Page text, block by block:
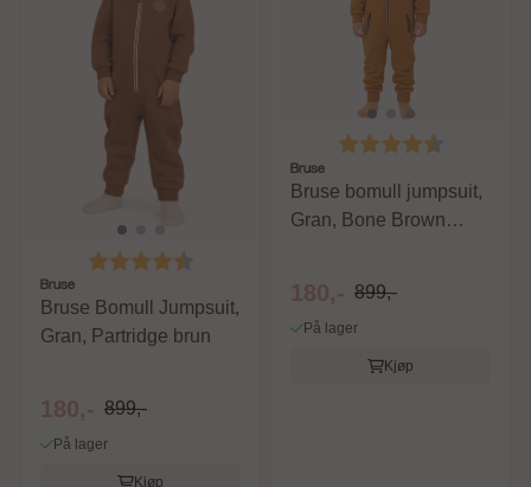
Karakter:
Bruse
Bruse Bomull Jumpsuit,
Gran, Partridge brun
180,- 899,-
På lager
Kjøp
Karakter:
Bruse
Bruse bomull jumpsuit,
Gran, Bone Brown
180,- 899,-
På lager
Kjøp